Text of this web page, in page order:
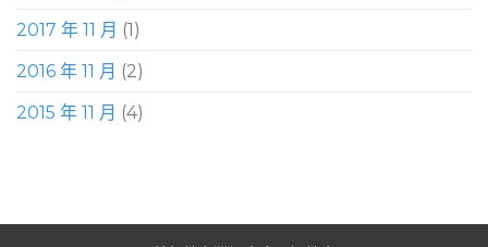
2017 年 11 月 (1)
2016 年 11 月 (2)
2015 年 11 月 (4)